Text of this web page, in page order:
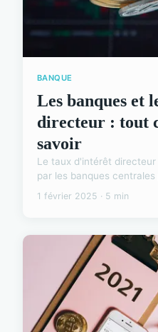
BANQUE
Les banques et
directeur : tout
savoir
Le taux d'intérêt
par les banques centrales
1 février 2025 · 5 min